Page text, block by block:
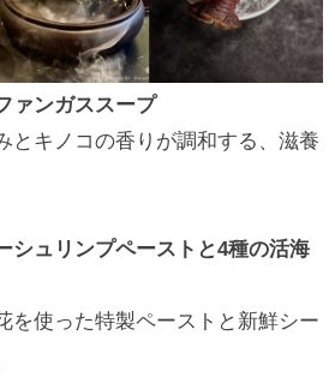
ァンガススープ
とキノコの香りが調和する、滋養
シュリンプペーストと4種の活海
を使った特製ペーストと新鮮シー